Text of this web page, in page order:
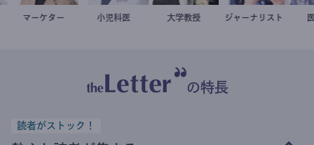
室谷良平
マーケター 今西洋介
小児科医 金谷一朗
大学教授 志葉玲
ジャーナリスト
の特長
読者がストック！